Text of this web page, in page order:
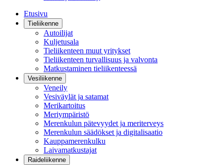
Etusivu
Tieliikenne
Autoilijat
Kuljetusala
Tieliikenteen muut yritykset
Tieliikenteen turvallisuus ja valvonta
Matkustaminen tieliikenteessä
Vesiliikenne
Veneily
Vesiväylät ja satamat
Merikartoitus
Meriympäristö
Merenkulun pätevyydet ja meriterveys
Merenkulun säädökset ja digitalisaatio
Kauppamerenkulku
Laivamatkustajat
Raideliikenne